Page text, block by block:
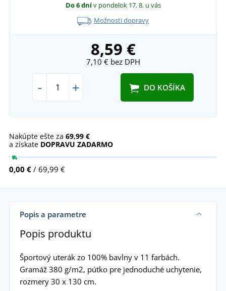
Do 6 dnív pondelok 17. 8. u vás
Možnosti dopravy
8,59 €
7,10 €bez DPH
- + DO KOŠÍKA
Nakúpte ešte za 69,99 €
a získate DOPRAVU ZADARMO
0,00 € / 69,99 €
Popis a parametre
Popis produktu
Športový uterák zo 100% bavlny v 11 farbách.
Gramáž 380 g/m2, pútko pre jednoduché uchytenie,
rozmery 30 x 130 cm.